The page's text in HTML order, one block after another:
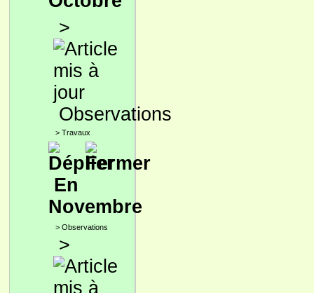
>
Observations
> Travaux
En
Novembre
> Observations
>